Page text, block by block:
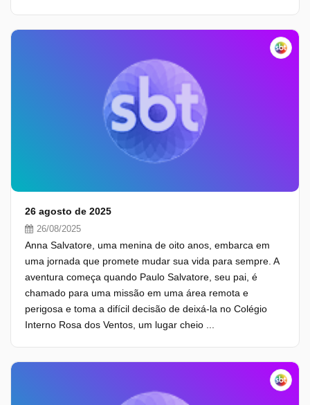
26 agosto de 2025
26/08/2025
Anna Salvatore, uma menina de oito anos, embarca em
uma jornada que promete mudar sua vida para sempre. A
aventura começa quando Paulo Salvatore, seu pai, é
chamado para uma missão em uma área remota e
perigosa e toma a difícil decisão de deixá-la no Colégio
Interno Rosa dos Ventos, um lugar cheio ...